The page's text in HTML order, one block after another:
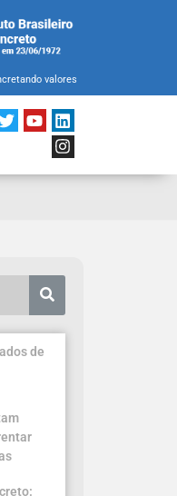
valores
de